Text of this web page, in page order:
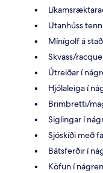
Utanhúss
Mínígolf á
Skvass/
Útreiðar í
Hjólaleiga í
Brimbretti/
Siglingar í
Sjóskíði með
Bátsferðir í
Köfun í